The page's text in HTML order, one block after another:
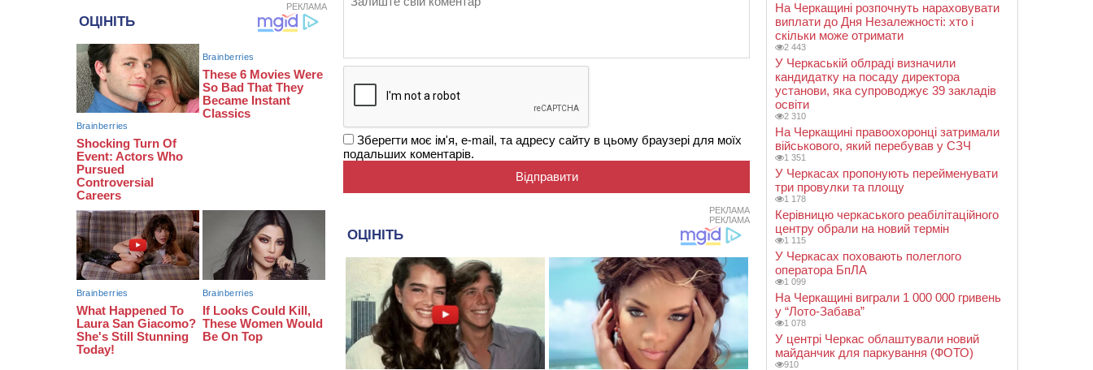
Зберегти моє ім'я, e-mail, та адресу сайту в цьому браузері для моїх
подальших коментарів.
РЕКЛАМА
РЕКЛАМА
09:42 Ветерани МСК “Дніпро” вибороли
бронзу чемпіонату України
08:57
На Уманщині підрядника
зобов’язали сплатити понад 670
тис грн штрафу за незаконні зміни
до договору
Обрано претендента на посаду
директора Мокрокалигірського
психоневрологічного інтернату
07:23 Уманські міграційники видворили з
країни грузина, який відсидів
термін у колонії
РЕКЛАМА
На Черкащині розпочнуть нараховувати
виплати до Дня Незалежності: хто і
скільки може отримати
2 443
У Черкаській облраді визначили
кандидатку на посаду директора
установи, яка супроводжує 39 закладів
освіти
2 310
На Черкащині правоохоронці затримали
військового, який перебував у СЗЧ
1 351
У Черкасах пропонують перейменувати
три провулки та площу
1 178
Керівницю черкаського реабілітаційного
центру обрали на новий термін
1 115
У Черкасах поховають полеглого
оператора БпЛА
1 099
На Черкащині виграли 1 000 000 гривень
у “Лото-Забава”
1 078
У центрі Черкас облаштували новий
майданчик для паркування (ФОТО)
910